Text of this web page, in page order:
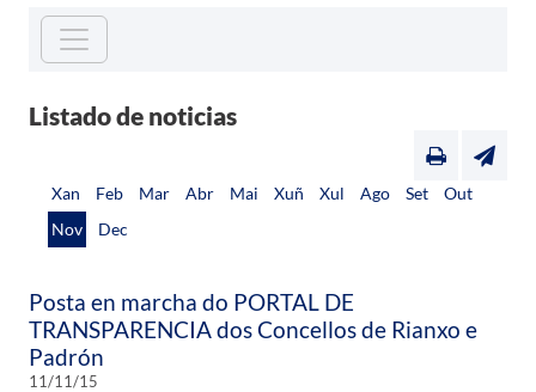
Listado de noticias
Xan Feb Mar Abr Mai Xuñ Xul Ago Set
Out
Nov
Dec
Posta en marcha do PORTAL DE
TRANSPARENCIA dos Concellos de Rianxo e
Padrón
11/11/15